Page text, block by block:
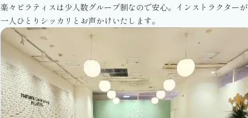
楽々ピラティスは少人数グループ制なので安心。インストラクターが
一人ひとりシッカリとお声かけいたします。